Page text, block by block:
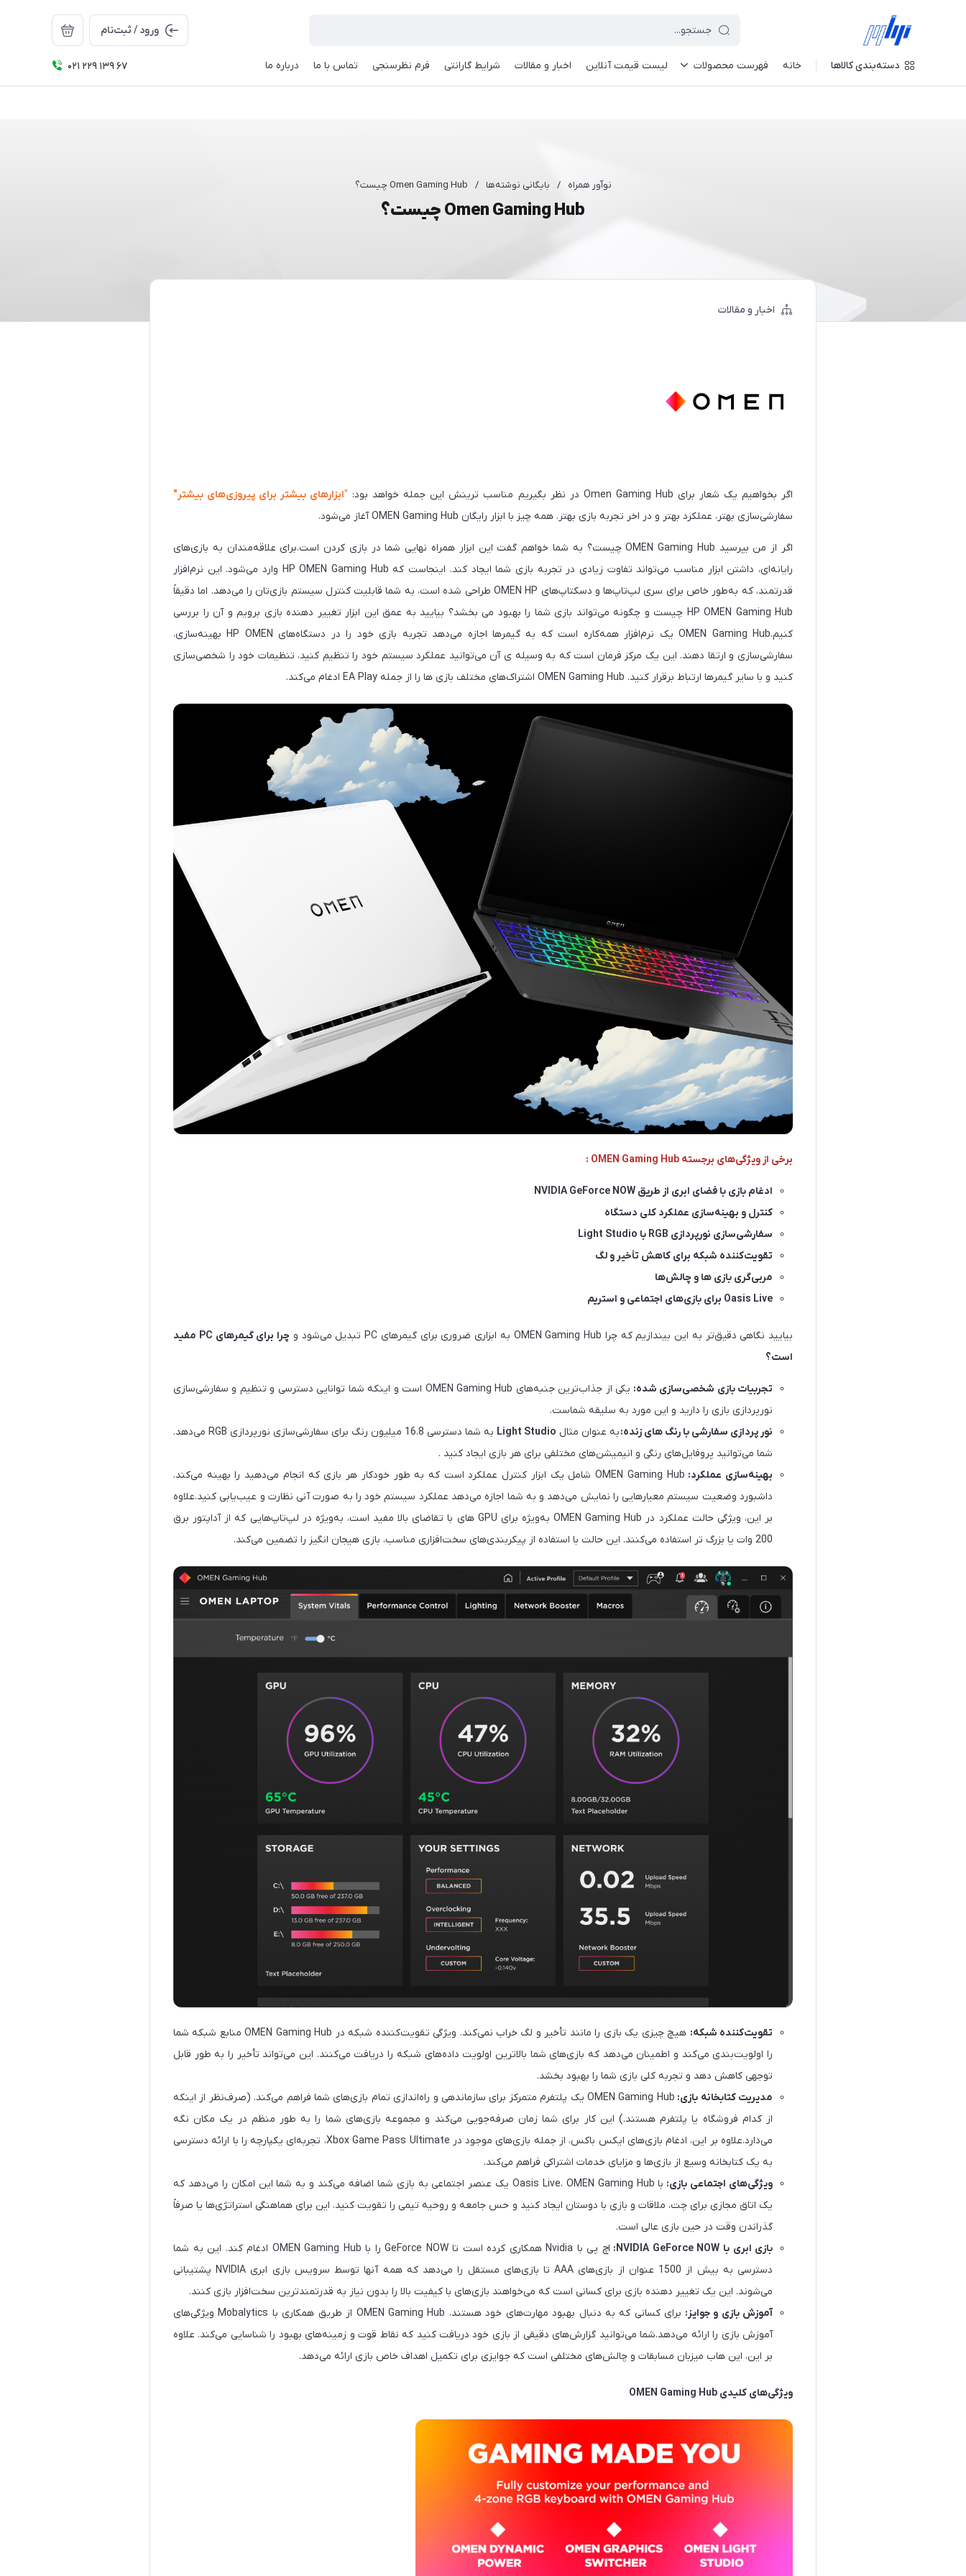
ورود / ثبت‌نام
دسته‌بندی کالاها خانه فهرست محصولات لیست قیمت آنلاین اخبار و مقالات شرایط گارانتی فرم نظرسنجی تماس با ما درباره ما 021 229 139 67
نوآور همراه / بایگانی نوشته‌ها / Omen Gaming Hub چیست؟
Omen Gaming Hub چیست؟
اخبار و مقالات
اگر بخواهیم یک شعار برای Omen Gaming Hub در نظر بگیریم مناسب ترینش این جمله خواهد بود: "ابزارهای بیشتر برای پیروزی‌های بیشتر"
سفارشی‌سازی بهتر، عملکرد بهتر و در اخر تجربه بازی بهتر. همه چیز با ابزار رایگان OMEN Gaming Hub آغاز می‌شود.
اگر از من بپرسید OMEN Gaming Hub چیست؟ به شما خواهم گفت این ابزار همراه نهایی شما در بازی کردن است.برای علاقه‌مندان به بازی‌های
رایانه‌ای، داشتن ابزار مناسب می‌تواند تفاوت زیادی در تجربه بازی شما ایجاد کند. اینجاست که HP OMEN Gaming Hub وارد می‌شود. این نرم‌افزار
قدرتمند، که به‌طور خاص برای سری لپ‌تاپ‌ها و دسکتاپ‌های OMEN HP طراحی شده است، به شما قابلیت کنترل سیستم بازی‌تان را می‌دهد. اما دقیقاً
HP OMEN Gaming Hub چیست و چگونه می‌تواند بازی شما را بهبود می بخشد؟ بیایید به عمق این ابزار تغییر دهنده بازی برویم و آن را بررسی
کنیم.OMEN Gaming Hub یک نرم‌افزار همه‌کاره است که به گیمرها اجازه می‌دهد تجربه بازی خود را در دستگاه‌های HP OMEN بهینه‌سازی،
سفارشی‌سازی و ارتقا دهند. این یک مرکز فرمان است که به وسیله ی آن می‌توانید عملکرد سیستم خود را تنظیم کنید، تنظیمات خود را شخصی‌سازی
کنید و با سایر گیمرها ارتباط برقرار کنید. OMEN Gaming Hub اشتراک‌های مختلف بازی ها را از جمله EA Play ادغام می‌کند.
برخی از ویژگی‌های برجسته OMEN Gaming Hub :
ادغام بازی با فضای ابری از طریق NVIDIA GeForce NOW
کنترل و بهینه‌سازی عملکرد کلی دستگاه
سفارشی‌سازی نورپردازی RGB با Light Studio
تقویت‌کننده شبکه برای کاهش تأخیر و لگ
مربی‌گری بازی ها و چالش‌ها
Oasis Live برای بازی‌های اجتماعی و استریم
بیایید نگاهی دقیق‌تر به این بیندازیم که چرا OMEN Gaming Hub به ابزاری ضروری برای گیمرهای PC تبدیل می‌شود و
چرا برای گیمرهای PC مفید
است؟
تجربیات بازی شخصی‌سازی شده:
یکی از جذاب‌ترین جنبه‌های OMEN Gaming Hub است و اینکه شما توانایی دسترسی و تنظیم و سفارشی‌سازی
نورپردازی بازی را دارید و این مورد به سلیقه شماست.
نور پردازی سفارشی با رنگ های زنده:به عنوان مثال Light Studio
به شما دسترسی 16.8 میلیون رنگ برای سفارشی‌سازی نورپردازی RGB می‌دهد.
شما می‌توانید پروفایل‌های رنگی و انیمیشن‌های مختلفی برای هر بازی ایجاد کنید .
بهینه‌سازی عملکرد:
OMEN Gaming Hub شامل یک ابزار کنترل عملکرد است که به طور خودکار هر بازی که انجام می‌دهید را بهینه می‌کند.
داشبورد وضعیت سیستم معیارهایی را نمایش می‌دهد و به شما اجازه می‌دهد عملکرد سیستم خود را به صورت آنی نظارت و عیب‌یابی کنید.علاوه
بر این، ویژگی حالت عملکرد در OMEN Gaming Hub به‌ویژه برای GPU های با تقاضای بالا مفید است، به‌ویژه در لپ‌تاپ‌هایی که از آداپتور برق
200 وات یا بزرگ‌ تر استفاده می‌کنند. این حالت با استفاده از پیکربندی‌های سخت‌افزاری مناسب، بازی هیجان انگیز را تضمین می‌کند.
تقویت‌کننده شبکه:
هیچ چیزی یک بازی را مانند تأخیر و لگ خراب نمی‌کند. ویژگی تقویت‌کننده شبکه در OMEN Gaming Hub منابع شبکه شما
را اولویت‌بندی می‌کند و اطمینان می‌دهد که بازی‌های شما بالاترین اولویت داده‌های شبکه را دریافت می‌کنند. این می‌تواند تأخیر را به طور قابل
توجهی کاهش دهد و تجربه کلی بازی شما را بهبود بخشد.
مدیریت کتابخانه بازی:
OMEN Gaming Hub یک پلتفرم متمرکز برای سازماندهی و راه‌اندازی تمام بازی‌های شما فراهم می‌کند. (صرف‌نظر از اینکه
از کدام فروشگاه یا پلتفرم هستند.) این کار برای شما زمان صرفه‌جویی می‌کند و مجموعه بازی‌های شما را به‌ طور منظم در یک مکان نگه
می‌دارد.علاوه بر این، ادغام بازی‌های ایکس باکس، از جمله بازی‌های موجود در Xbox Game Pass Ultimate، تجربه‌ای یکپارچه را با ارائه دسترسی
به یک کتابخانه وسیع از بازی‌ها و مزایای خدمات اشتراکی فراهم می‌کند.
ویژگی‌های اجتماعی بازی:
با Oasis Live، OMEN Gaming Hub یک عنصر اجتماعی به بازی شما اضافه می‌کند و به شما این امکان را می‌دهد که
یک اتاق مجازی برای چت، ملاقات و بازی با دوستان ایجاد کنید و حس جامعه و روحیه تیمی را تقویت کنید. این برای هماهنگی استراتژی‌ها یا صرفاً
گذراندن وقت در حین بازی عالی است.
بازی ابری با NVIDIA GeForce NOW:
اچ پی با Nvidia همکاری کرده است تا GeForce NOW را با OMEN Gaming Hub ادغام کند. این به شما
دسترسی به بیش از 1500 عنوان از بازی‌های AAA تا بازی‌های مستقل را می‌دهد که همه آنها توسط سرویس بازی ابری NVIDIA پشتیبانی
می‌شوند. این یک تغییر دهنده بازی برای کسانی است که می‌خواهند بازی‌های با کیفیت بالا را بدون نیاز به قدرتمندترین سخت‌افزار بازی کنند.
آموزش بازی و جوایز:
برای کسانی که به دنبال بهبود مهارت‌های خود هستند، OMEN Gaming Hub از طریق همکاری با Mobalytics ویژگی‌های
آموزش بازی را ارائه می‌دهد.شما می‌توانید گزارش‌های دقیقی از بازی خود دریافت کنید که نقاط قوت و زمینه‌های بهبود را شناسایی می‌کند. علاوه
بر این، این هاب میزبان مسابقات و چالش‌های مختلفی است که جوایزی برای تکمیل اهداف خاص بازی ارائه می‌دهد.
ویژگی‌های کلیدی OMEN Gaming Hub